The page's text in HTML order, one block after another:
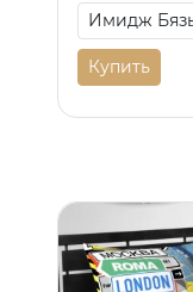
Купить